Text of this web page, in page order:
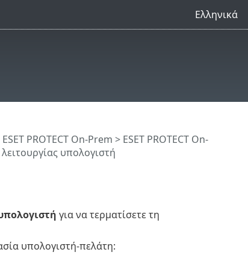
Ελληνικά
PROTECT On-Prem > ESET PROTECT On-
υπολογιστή
για να τερματίσετε τη
υπολογιστή-πελάτη: